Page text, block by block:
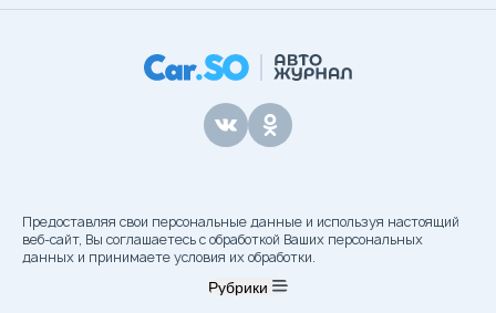
Рубрики
Предоставляя свои персональные данные и используя настоящий
веб-сайт, Вы соглашаетесь с обработкой Ваших персональных
данных и принимаете условия их обработки.